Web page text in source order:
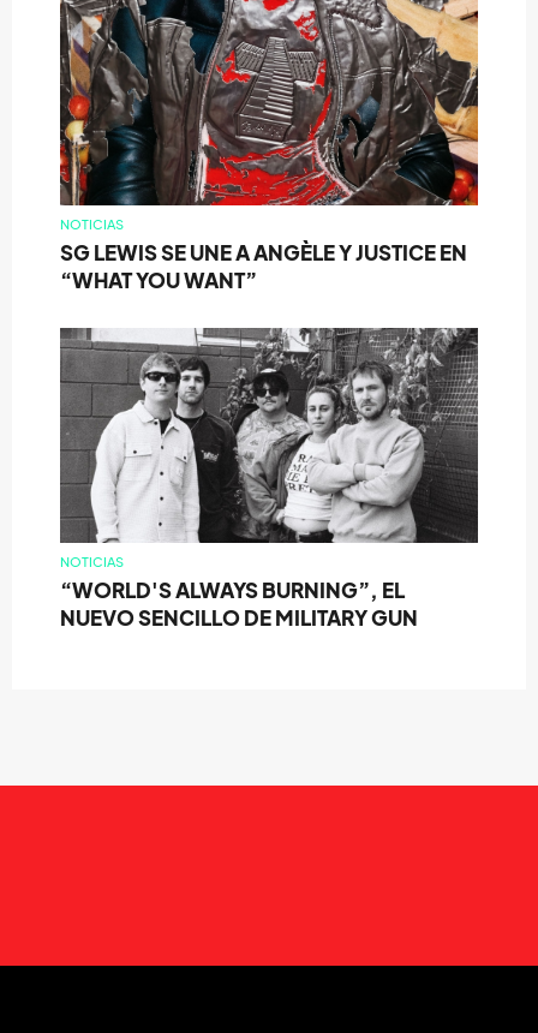
NOTICIAS
SG LEWIS SE UNE A ANGÈLE Y JUSTICE EN
“WHAT YOU WANT”
NOTICIAS
“WORLD'S ALWAYS BURNING”, EL
NUEVO SENCILLO DE MILITARY GUN